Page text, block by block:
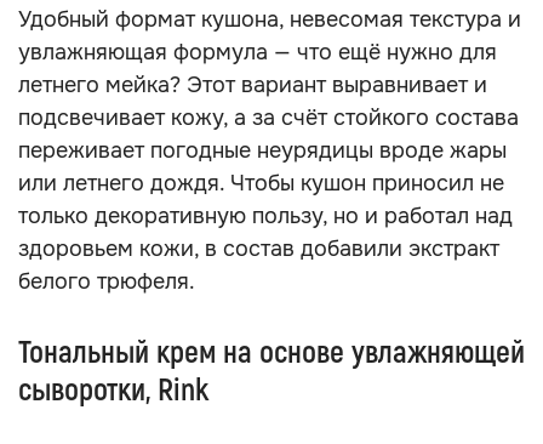
Удобный формат кушона, невесомая текстура и
увлажняющая формула — что ещё нужно для
летнего мейка? Этот вариант выравнивает и
подсвечивает кожу, а за счёт стойкого состава
переживает погодные неурядицы вроде жары
или летнего дождя. Чтобы кушон приносил не
только декоративную пользу, но и работал над
здоровьем кожи, в состав добавили экстракт
белого трюфеля.
Тональный крем на основе увлажняющей
сыворотки, Rink